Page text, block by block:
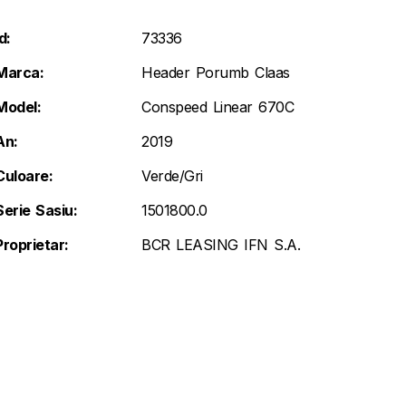
73336
Header Porumb Claas
Conspeed Linear 670C
2019
Verde/Gri
Sasiu:
1501800.0
BCR LEASING IFN S.A.